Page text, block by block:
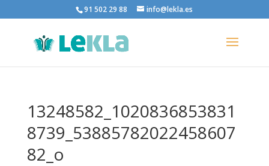
91 502 29 88 info@lekla.es
13248582_1020836853831
8739_53885782022458607
82_o